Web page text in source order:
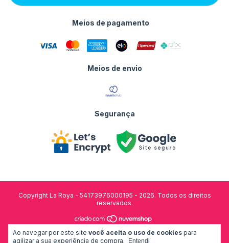
Ao navegar por este site você aceita o uso de cookies para
agilizar a sua experiência de compra.
Entendi
Meios de pagamento
Meios de envio
Segurança
Copyright La Roya - 54173976000195 - 2026. Todos os direitos
reservados.
desenvolvido por: